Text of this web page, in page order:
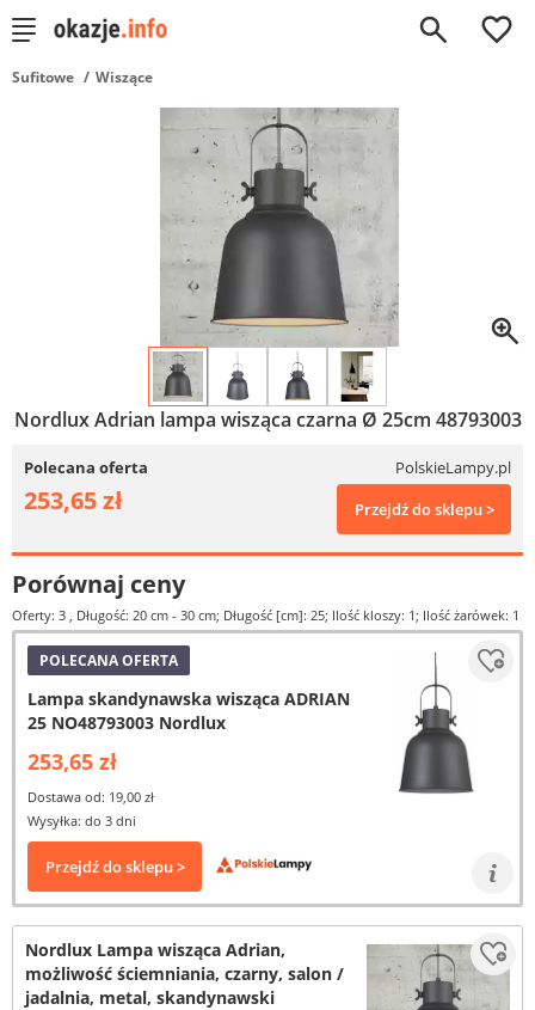
0
Sufitowe Wiszące
Nordlux Adrian lampa wisząca czarna Ø 25cm 48793003
Polecana oferta PolskieLampy.pl
253,65 zł Przejdź do sklepu >
Porównaj ceny
Oferty: 3 , Długość: 20 cm - 30 cm; Długość [cm]: 25; Ilość kloszy: 1; Ilość żarówek: 1
POLECANA OFERTA
Lampa skandynawska wisząca ADRIAN
25 NO48793003 Nordlux
253,65 zł
Dostawa od: 19,00 zł
Wysyłka: do 3 dni
Przejdź do sklepu >
Nordlux Lampa wisząca Adrian,
możliwość ściemniania, czarny, salon /
jadalnia, metal, skandynawski